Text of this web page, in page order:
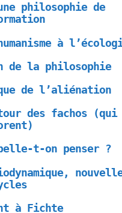
philosophie de
à
de la philosophie
de l’aliénation
des fachos (qui
t-on penser ?
à Fichte